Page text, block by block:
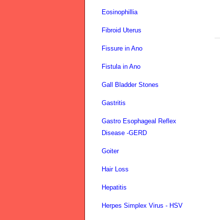
Eosinophillia
Fibroid Uterus
Fissure in Ano
Fistula in Ano
Gall Bladder Stones
Gastritis
Gastro Esophageal Reflex
Disease -GERD
Goiter
Hair Loss
Hepatitis
Herpes Simplex Virus - HSV